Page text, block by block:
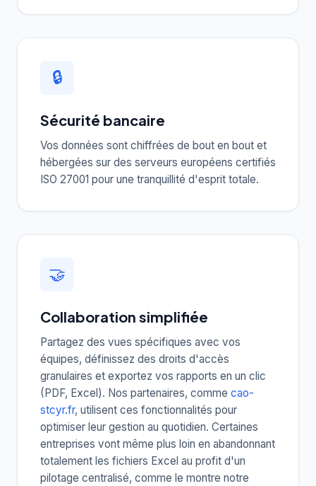
🔒
Sécurité bancaire
Vos données sont chiffrées de bout en bout et
hébergées sur des serveurs européens certifiés
ISO 27001 pour une tranquillité d'esprit totale.
🤝
Collaboration simplifiée
Partagez des vues spécifiques avec vos
équipes, définissez des droits d'accès
granulaires et exportez vos rapports en un clic
(PDF, Excel). Nos partenaires, comme cao-
stcyr.fr, utilisent ces fonctionnalités pour
optimiser leur gestion au quotidien. Certaines
entreprises vont même plus loin en abandonnant
totalement les fichiers Excel au profit d'un
pilotage centralisé, comme le montre notre